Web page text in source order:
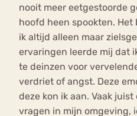
nooit meer eetgestoorde
hoofd heen spookten.
ik altijd alleen maar
ervaringen leerde mij dat
te deinzen voor
verdriet of angst. Deze
deze kon ik aan. Vaak
vragen in mijn omgeving,